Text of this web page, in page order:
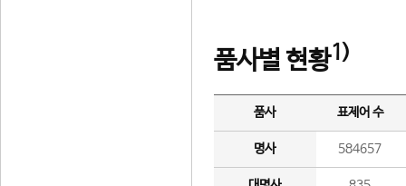
품사별 현황1)
품사 표제어 수
명사 584657